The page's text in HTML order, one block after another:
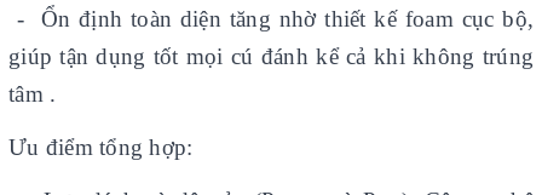
- Ổn định toàn diện tăng nhờ thiết kế foam cục bộ,
giúp tận dụng tốt mọi cú đánh kể cả khi không trúng
tâm .
Ưu điểm tổng hợp: